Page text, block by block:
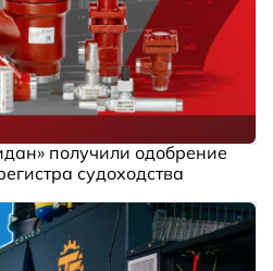
получили одобрение
судоходства